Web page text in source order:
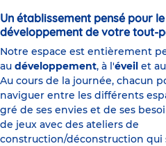
Un établissement pensé pour
développement de votre tout-
Notre espace est entièrement
au développement, à l'éveil et
Au cours de la journée, chacun
naviguer entre les différents
gré de ses envies et de ses
de jeux avec des ateliers de
construction/déconstruction qui